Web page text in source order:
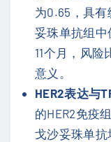
为0.65，具
妥珠单抗组中
11个月，风险
意义。
HER2表达与
的HER2免疫
戈沙妥珠单抗